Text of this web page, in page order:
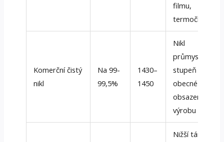
filmu,
termočlánky
Komerční čistý
nikl
Na 99-
99,5%
1430–
1450
Nikl
průmyslový
stupeň pro
obecné
obsazení a
výrobu
Nižší tání